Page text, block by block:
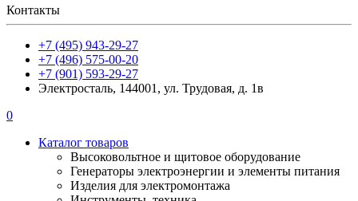
Контакты
+7 (495) 943-29-27
+7 (496) 575-00-20
+7 (901) 593-29-27
Электросталь, 144001, ул. Трудовая, д. 1в
0
Каталог товаров
Высоковольтное и щитовое оборудование
Генераторы электроэнергии и элементы питания
Изделия для электромонтажа